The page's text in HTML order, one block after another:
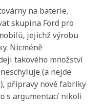
na baterie,
skupina Ford pro
jejichž výrobu
Nicméně
takového množství
(a nejde
přípravy nové fabriky
s argumentací nikoli